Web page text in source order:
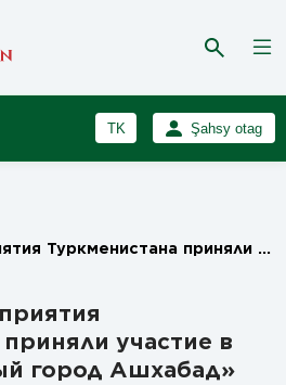
TK
RU
Şahsy otag
приняли участие в выставке «Белый город Ашхабад»
участие в
город Ашхабад»